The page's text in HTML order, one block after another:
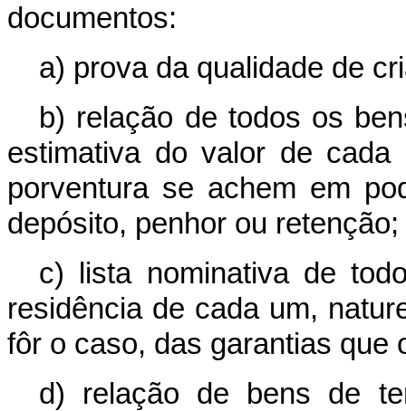
documentos:
a) prova da qualidade de
b) relação de todos os
estimativa do valor de
porventura se achem em
depósito, penhor ou retenção;
c) lista nominativa de
residência de cada um,
fôr o caso, das garantias que
d) relação de bens de